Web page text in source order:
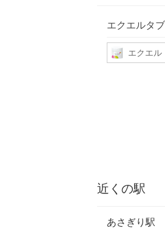
エクエルタ
エクエル
近くの駅
あさぎり駅